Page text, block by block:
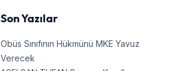
Son Yazılar
Obüs Sınıfının Hükmünü MKE Yavuz
Verecek